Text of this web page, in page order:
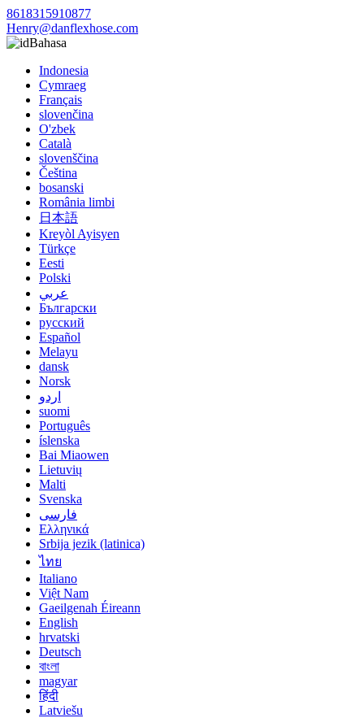
8618315910877
Henry@danflexhose.com
Bahasa
Indonesia
Cymraeg
Français
slovenčina
O'zbek
Català
slovenščina
Čeština
bosanski
România limbi
日本語
Kreyòl Ayisyen
Türkçe
Eesti
Polski
عربي
Български
русский
Español
Melayu
dansk
Norsk
اردو
suomi
Português
íslenska
Bai Miaowen
Lietuvių
Malti
Svenska
فارسی
Ελληνικά
Srbija jezik (latinica)
ไทย
Italiano
Việt Nam
Gaeilgenah Éireann
English
hrvatski
Deutsch
বাংলা
magyar
हिंदी
Latviešu